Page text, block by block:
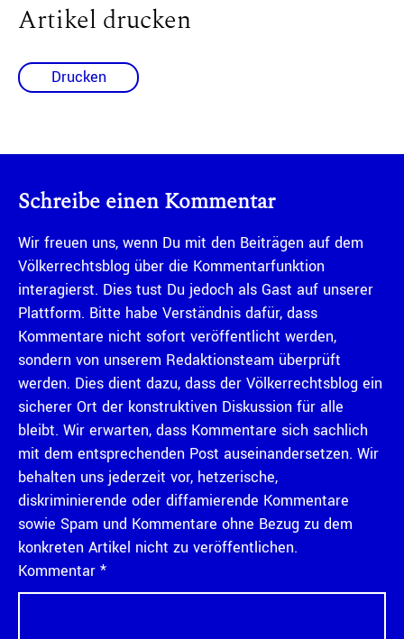
Artikel drucken
Drucken
Schreibe einen Kommentar
Wir freuen uns, wenn Du mit den Beiträgen auf dem
Völkerrechtsblog über die Kommentarfunktion
interagierst. Dies tust Du jedoch als Gast auf unserer
Plattform. Bitte habe Verständnis dafür, dass
Kommentare nicht sofort veröffentlicht werden,
sondern von unserem Redaktionsteam überprüft
werden. Dies dient dazu, dass der Völkerrechtsblog ein
sicherer Ort der konstruktiven Diskussion für alle
bleibt. Wir erwarten, dass Kommentare sich sachlich
mit dem entsprechenden Post auseinandersetzen. Wir
behalten uns jederzeit vor, hetzerische,
diskriminierende oder diffamierende Kommentare
sowie Spam und Kommentare ohne Bezug zu dem
konkreten Artikel nicht zu veröffentlichen.
Kommentar *